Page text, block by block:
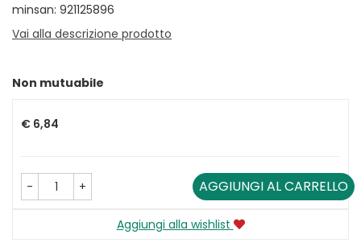
minsan: 921125896
Vai alla descrizione prodotto
Non mutuabile
€ 6,84
- + AGGIUNGI AL CARRELLO
Aggiungi alla wishlist